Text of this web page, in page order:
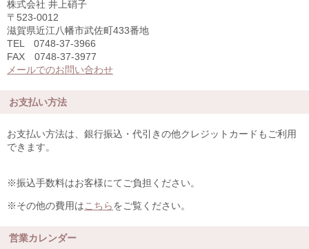
株式会社 井上硝子
〒523-0012
滋賀県近江八幡市武佐町433番地
TEL 0748-37-3966
FAX 0748-37-3977
メールでのお問い合わせ
お支払い方法
お支払い方法は、銀行振込・代引きの他クレジットカードもご利用
できます。
※振込手数料はお客様にてご負担ください。
※その他の費用はこちらをご覧ください。
営業カレンダー